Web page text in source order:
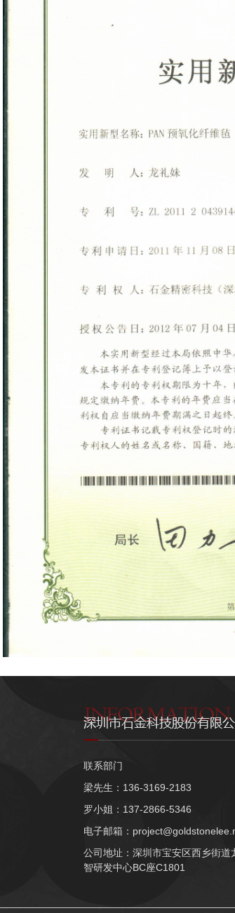
联系部门
梁先生：136-3169-2183
罗小姐：137-2866-5346
电子邮箱：
公司地址：深圳市宝安区西乡街道
智研发中心BC座C1801